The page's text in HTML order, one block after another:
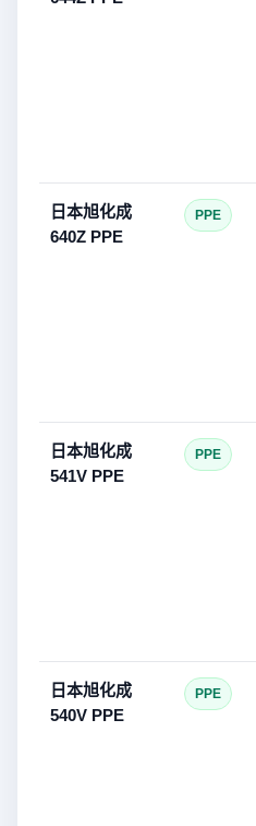
日本旭化成
640Z PPE
PPE
日本旭化成
541V PPE
PPE
日本旭化成
540V PPE
PPE